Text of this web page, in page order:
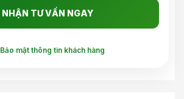
Bảo mật thông tin khách hàng